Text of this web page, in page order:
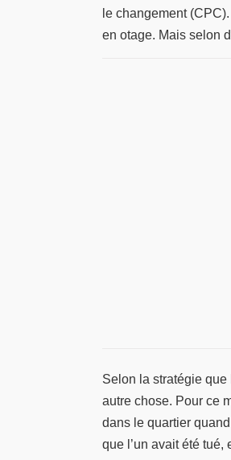
le changement
en otage. Mais selon
Selon la stratégie
autre chose. Pour ce
dans le quartier
que l’un avait été tué,